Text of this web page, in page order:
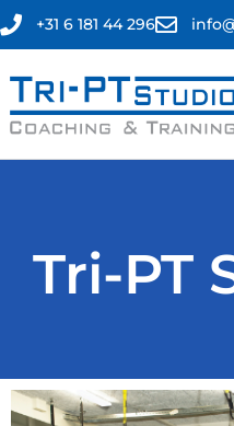
+31 6 181 44 296
Tri-PT